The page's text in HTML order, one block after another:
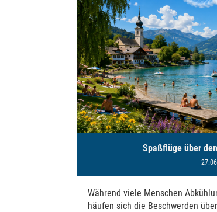
Spaßflüge über
Während viele Menschen
häufen sich die Beschwerden